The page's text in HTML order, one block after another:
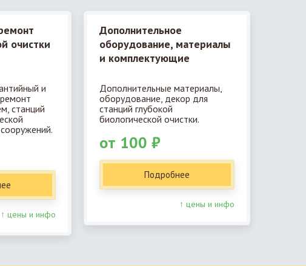
очистки
и
станций
↑ цены и инфо
Дополнительное
оборудование, материалы
и комплектующие
Дополнительные материалы,
оборудование, декор для
станций глубокой
биологической очистки.
от 100 ₽
Подробнее
↑ цены и инфо